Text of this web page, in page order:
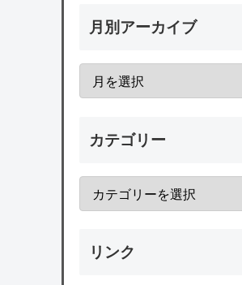
月別アーカイブ
カテゴリー
リンク